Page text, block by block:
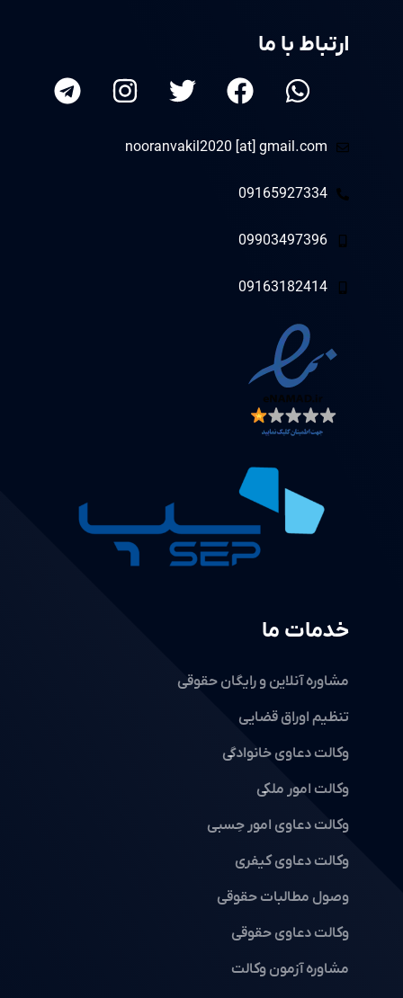
خدمات ما
مشاوره آنلاین و رایگان حقوقی
تنظیم اوراق قضایی
وکالت دعاوی خانوادگی
وکالت امور ملکی
وکالت دعاوی امور حِسبی
وکالت دعاوی کیفری
وصول مطالبات حقوقی
وکالت دعاوی حقوقی
مشاوره آزمون وکالت
ارتباط با ما
nooranvakil2020 [at] gmail.com
09165927334
09903497396
09163182414